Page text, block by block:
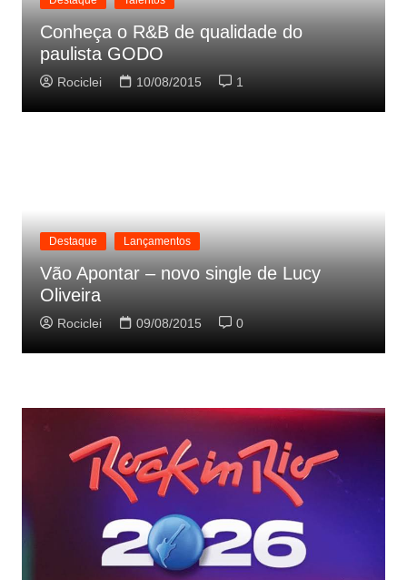
Conheça o R&B de qualidade do
paulista GODO
Rociclei 10/08/2015 1
Destaque Lançamentos
Vão Apontar – novo single de Lucy
Oliveira
Rociclei 09/08/2015 0